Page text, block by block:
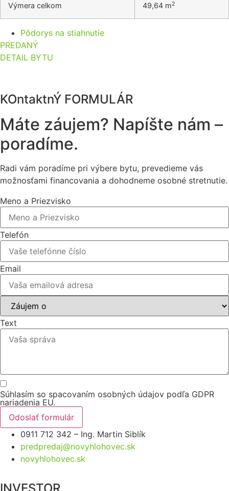
Výmera celkom 49,64 m2
Pôdorys na stiahnutie
PREDANÝ
DETAIL BYTU
KOntaktnÝ FORMULÁR
Máte záujem? Napíšte nám –
poradíme.
Radi vám poradíme pri výbere bytu, prevedieme vás
možnosťami financovania a dohodneme osobné stretnutie.
Meno a Priezvisko
Telefón
Email
Text
Súhlasím so spacovaním osobných údajov podľa GDPR
nariadenia EU.
Odoslať formulár
0911 712 342 – Ing. Martin Siblík
predpredaj@novyhlohovec.sk
novyhlohovec.sk